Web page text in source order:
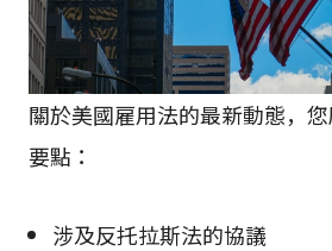
關於美國雇用法的最新動態，
要點：
涉及反托拉斯法的協議